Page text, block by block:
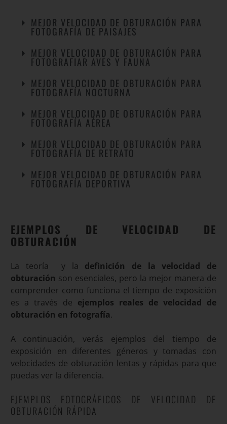
MEJOR VELOCIDAD DE OBTURACIÓN PARA
FOTOGRAFÍA DE PAISAJES
MEJOR VELOCIDAD DE OBTURACIÓN PARA
FOTOGRAFIAR AVES Y FAUNA
MEJOR VELOCIDAD DE OBTURACIÓN PARA
FOTOGRAFÍA NOCTURNA
MEJOR VELOCIDAD DE OBTURACIÓN PARA
FOTOGRAFÍA AÉREA
MEJOR VELOCIDAD DE OBTURACIÓN PARA
FOTOGRAFÍA DE RETRATO
MEJOR VELOCIDAD DE OBTURACIÓN PARA
FOTOGRAFÍA DEPORTIVA
EJEMPLOS DE VELOCIDAD DE
OBTURACIÓN
La teoría y la definición de la velocidad de
obturación son esenciales, pero la mejor manera de
comprender como funciona el tiempo de exposición
es a través de ejemplos reales de velocidad de
obturación en fotografía.
A continuación, verás ejemplos del tiempo de
exposición en diferentes géneros y tomadas con
velocidades de obturación lentas y rápidas para que
puedas ver la diferencia.
EJEMPLOS FOTOGRÁFICOS DE VELOCIDAD DE
OBTURACIÓN RÁPIDA